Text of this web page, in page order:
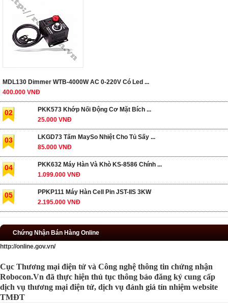
MDL130 Dimmer WTB-4000W AC 0-220V Có Led ...
400.000 VNĐ
02
PKK573 Khớp Nối Động Cơ Mặt Bích ...
25.000 VNĐ
03
LKGD73 Tấm MaySo Nhiệt Cho Tủ Sấy ...
85.000 VNĐ
04
PKK632 Máy Hàn Và Khò KS-8586 Chính ...
1.099.000 VNĐ
05
PPKP111 Máy Hàn Cell Pin JST-IIS 3KW
2.195.000 VNĐ
Chứng Nhận Bán Hàng Online
http://online.gov.vn/
Cục Thương mại điện tử và Công nghệ thông tin chứng nhận
Robocon.Vn đã thực hiện thủ tục thông báo đăng ký cung cấp
dịch vụ thương mại điện tử, dịch vụ đánh giá tín nhiệm website
TMĐT